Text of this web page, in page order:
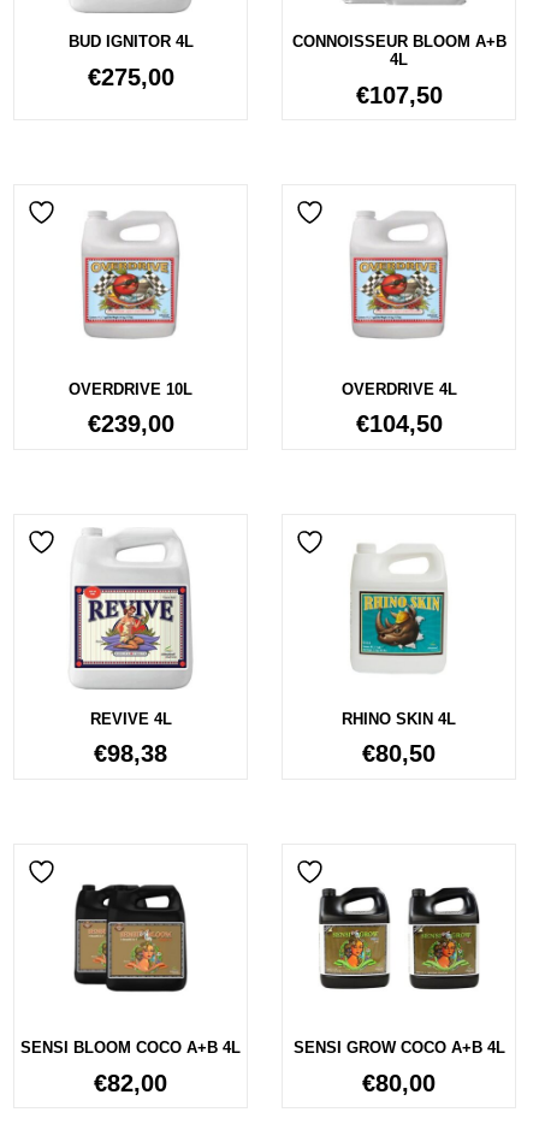
BUD IGNITOR 4L
€275,00
CONNOISSEUR BLOOM A+B
4L
€107,50
OVERDRIVE 10L
€239,00
OVERDRIVE 4L
€104,50
REVIVE 4L
€98,38
RHINO SKIN 4L
€80,50
SENSI BLOOM COCO A+B 4L
€82,00
SENSI GROW COCO A+B 4L
€80,00